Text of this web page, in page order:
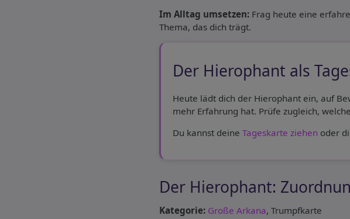
Im Alltag umsetzen: Frag heute eine
Thema, das dich trägt.
Der Hierophant als
Heute lädt dich der Hierophant ein, auf
mehr Erfahrung hat. Prüfe zugleich,
Du kannst deine Tageskarte ziehen oder
Der Hierophant:
Kategorie: Große Arkana, Trumpfkarte